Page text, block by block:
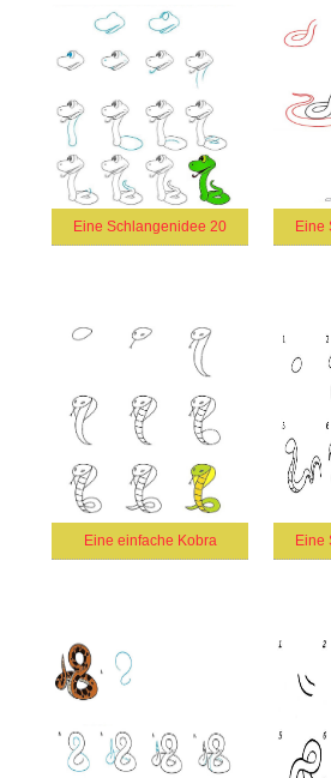
Eine Schlangenidee 20 Eine
Eine einfache Kobra Eine